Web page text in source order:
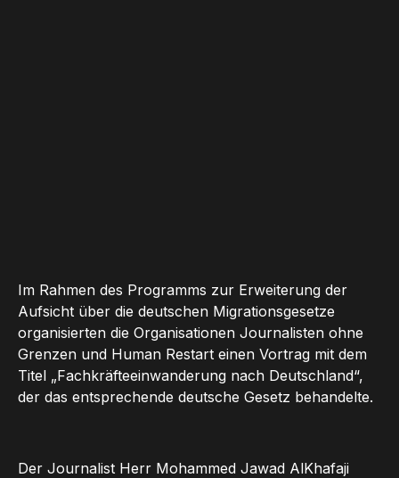
Im Rahmen des Programms zur Erweiterung der
Aufsicht über die deutschen Migrationsgesetze
organisierten die Organisationen Journalisten ohne
Grenzen und Human Restart einen Vortrag mit dem
Titel „Fachkräfteeinwanderung nach Deutschland“,
der das entsprechende deutsche Gesetz behandelte.
Der Journalist Herr Mohammed Jawad AlKhafaji